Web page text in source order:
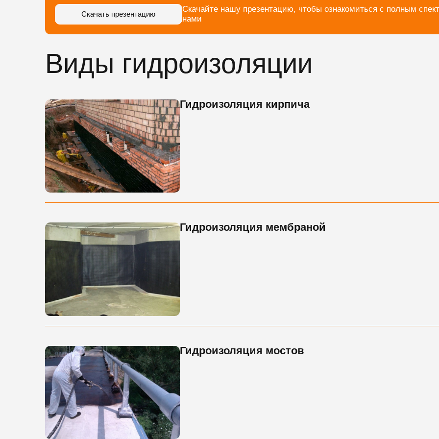
Скачать презентацию
Скачайте нашу презентацию, чтобы ознакомиться с полным
нами
Виды гидроизоляции
Гидроизоляция кирпича
Гидроизоляция мембраной
Гидроизоляция мостов